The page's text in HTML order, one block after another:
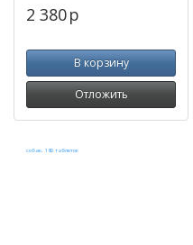
2 380p
В корзину
Отложить